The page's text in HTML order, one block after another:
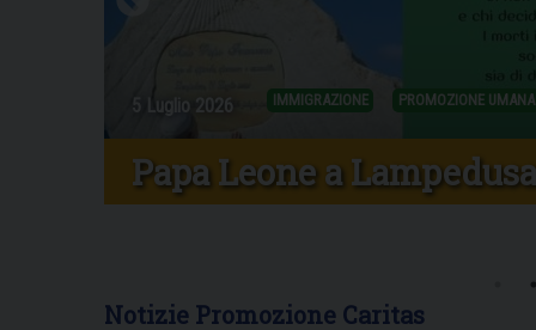
26 Giugno 2026 CARITAS GIOVANE SERVIZIO CIVILE
Graduatorie SCU
Notizie Promozione Caritas